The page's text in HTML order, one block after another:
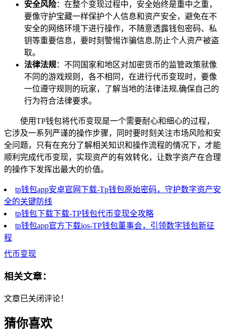
安全风险：在整个变现过程中，安全始终是重中之重，
要像守护宝藏一样保护个人信息和资产安全，避免在不
安全的网络环境下进行操作，不随意透露钱包密码、私
钥等重要信息，要时刻警惕诈骗信息,防止个人资产被盗
取。
法律法规：不同国家和地区对加密货币的监管政策就像
不同的游戏规则，各不相同，在进行代币变现时，要像
一位遵守规则的玩家，了解当地的法律法规,确保自己的
行为符合法律要求。
使用TP钱包将代币变现是一个需要耐心和细心的过程，
它涉及一系列严谨的操作步骤，同时要时刻关注市场风险和安
全问题，只有在充分了解相关知识和操作流程的情况下，才能
顺利完成代币变现，实现资产的有效转化，让数字资产在合理
的操作下发挥出最大的价值。
tp钱包app安卓官网下载-Tp钱包原始密码，守护数字资产安
全的关键防线
tp钱包下载下载-TP钱包代币变现全攻略
tp钱包app官方下载ios-TP钱包董事会，引领数字钱包新征
程
代币变现
相关文章：
文章已关闭评论！
猜你喜欢